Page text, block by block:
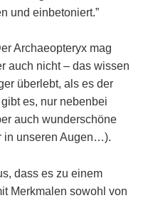
und einbetoniert.”
Archaeopteryx mag
auch nicht – das wissen
überlebt, als es der
es, nur nebenbei
auch wunderschöne
in unseren Augen…).
dass es zu einem
Merkmalen sowohl von